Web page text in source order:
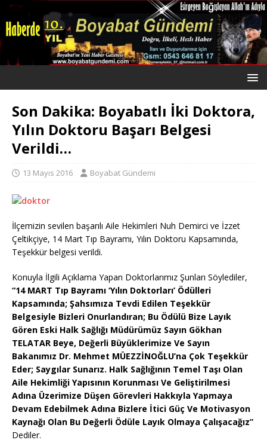
Son Dakika: Boyabatlı İki Doktora,
Yılın Doktoru Başarı Belgesi
Verildi…
13 Mayıs 2016 Boyabat Gündemi
İlçemizin sevilen başarılı Aile Hekimleri Nuh Demirci ve İzzet
Çeltikçiye, 14 Mart Tıp Bayramı, Yılın Doktoru Kapsamında,
Teşekkür belgesi verildi.
Konuyla İlgili Açıklama Yapan Doktorlarımız Şunları Söylediler,
“14 MART Tıp Bayramı ‘Yılın Doktorları’ Ödülleri
Kapsamında; Şahsımıza Tevdi Edilen Teşekkür
Belgesiyle Bizleri Onurlandıran; Bu Ödülü Bize Layık
Gören Eski Halk Sağlığı Müdürümüz Sayın Gökhan
TELATAR Beye, Değerli Büyüklerimize Ve Sayın
Bakanımız Dr. Mehmet MÜEZZİNOĞLU’na Çok Teşekkür
Eder; Saygılar Sunarız. Halk Sağlığının Temel Taşı Olan
Aile Hekimliği Yapısının Korunması Ve Geliştirilmesi
Adına Üzerimize Düşen Görevleri Hakkıyla Yapmaya
Devam Edebilmek Adına Bizlere İtici Güç Ve Motivasyon
Kaynağı Olan Bu Değerli Ödüle Layık Olmaya Çalışacağız”
Dediler.